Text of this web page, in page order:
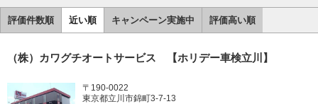
評価件数順 近い順 キャンペーン実施中 評価高い順
（株）カワグチオートサービス 【ホリデー車検立川】
〒190-0022
東京都立川市錦町3-7-13